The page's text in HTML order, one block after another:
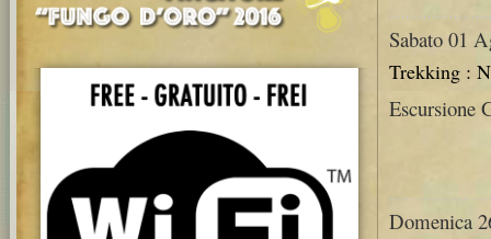
Sabato 01
Trekking :
Escursione
Domenica